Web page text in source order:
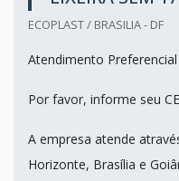
ECOPLAST / BRASILIA - DF
Atendimento
Por favor, informe seu
A empresa atende
Horizonte, Brasília e